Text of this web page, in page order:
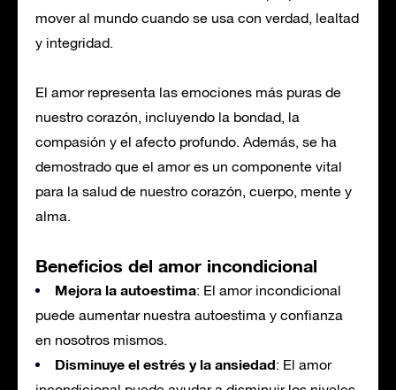
mover al mundo cuando se usa con verdad, lealtad
y integridad.
El amor representa las emociones más puras de
nuestro corazón, incluyendo la bondad, la
compasión y el afecto profundo. Además, se ha
demostrado que el amor es un componente vital
para la salud de nuestro corazón, cuerpo, mente y
alma.
Beneficios del amor incondicional
Mejora la autoestima: El amor incondicional
puede aumentar nuestra autoestima y confianza
en nosotros mismos.
Disminuye el estrés y la ansiedad: El amor